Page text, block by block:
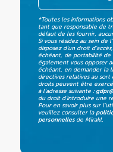
*Toutes les informations
tant que responsable de
défaut de les fournir,
Si vous résidez au sein de
disposez d’un droit
échéant, de portabilité de
également vous opposer
échéant, en demander la
directives relatives au sort
droits peuvent être
à l’adresse suivante :
du droit d’introduire une
Pour en savoir plus sur
veuillez consulter la
personnelles de Mirakl.